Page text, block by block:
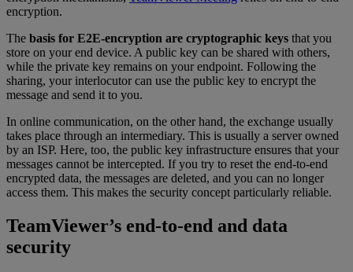
encryption.
The basis for E2E-encryption are cryptographic keys that you
store on your end device. A public key can be shared with others,
while the private key remains on your endpoint. Following the
sharing, your interlocutor can use the public key to encrypt the
message and send it to you.
In online communication, on the other hand, the exchange usually
takes place through an intermediary. This is usually a server owned
by an ISP. Here, too, the public key infrastructure ensures that your
messages cannot be intercepted. If you try to reset the end-to-end
encrypted data, the messages are deleted, and you can no longer
access them. This makes the security concept particularly reliable.
TeamViewer’s end-to-end and data
security